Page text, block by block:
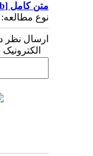
متن کامل[PDF 356 kb]
نوع مطالعه:
ارسال نظر
الکترونیک